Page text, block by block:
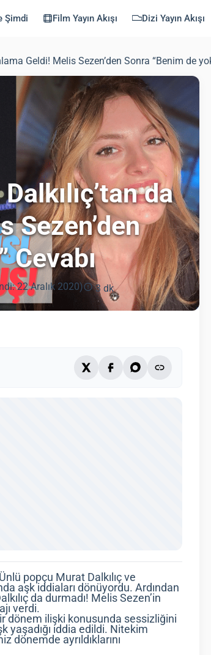
Şimdi Film Yayın Akışı Dizi Yayın Akışı
Geldi! Melis Sezen’den Sonra “Benim de
da
Sezen’den
Cevabı
22 Aralık 2020) 3 dk
popçu Murat Dalkılıç ve
aşk iddiaları dönüyordu. Ardından
da durmadı! Melis Sezen’in
verdi.
dönem ilişki konusunda sessizliğini
yaşadığı iddia edildi. Nitekim
dönemde ayrıldıklarını